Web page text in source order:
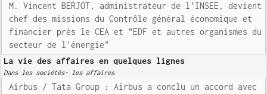
M. Vincent BERJOT, administrateur de l'INSEE, devient
chef des missions du Contrôle général économique et
financier près le CEA et "EDF et autres organismes du
secteur de l'énergie"
La vie des affaires en quelques lignes
Dans les sociétés- les affaires
Airbus / Tata Group : Airbus a conclu un accord avec